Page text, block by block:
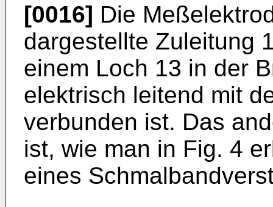
[0016] Die
dargestellte Zuleitung
einem Loch 13 in der
elektrisch leitend mit
verbunden ist. Das
ist, wie man in Fig. 4
eines